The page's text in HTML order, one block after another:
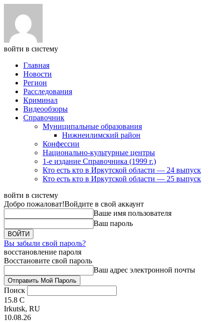
войти в систему
Главная
Новости
Регион
Расследования
Криминал
Видеообзоры
Справочник
Муниципальные образования
Нижнеилимский район
Конфессии
Национально-культурные центры
1-е издание Справочника (1999 г.)
Кто есть кто в Иркутской области — 24 выпуск
Кто есть кто в Иркутской области — 25 выпуск
войти в систему
Добро пожаловат!Войдите в свой аккаунт
Ваше имя пользователя
Ваш пароль
Вы забыли свой пароль?
восстановление пароля
Восстановите свой пароль
Ваш адрес электронной почты
Поиск
15.8 C
Irkutsk, RU
10.08.26